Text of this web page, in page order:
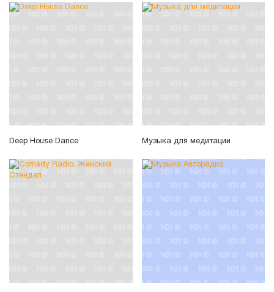
Deep House Dance Музыка для медитации